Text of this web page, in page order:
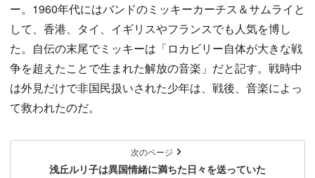
ー。1960年代にはバンドのミッキーカーチス＆サムライと
して、香港、タイ、イギリスやフランスでも人気を博し
た。自伝の末尾でミッキーは「ロカビリー自体が大きな戦
争を超えたことで生まれた解放の音楽」だと記す。戦時中
は外見だけで非国民扱いされた少年は、戦後、音楽によっ
て救われたのだ。
次のページ
浅丘ルリ子は異国情緒に満ちた日々を送っていた